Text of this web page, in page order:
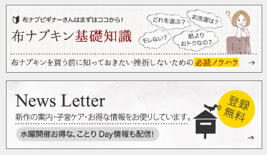
最高ですよ!
2019/03/20 投稿者：たみすなもー 評価：★★★★★
柔らかくて伸びが良くて着せやすいし、
お下がりをたくさん頂いていたので、
1枚ずつしか購入しませんでしたが、
これだけで揃えてあげたかったな…